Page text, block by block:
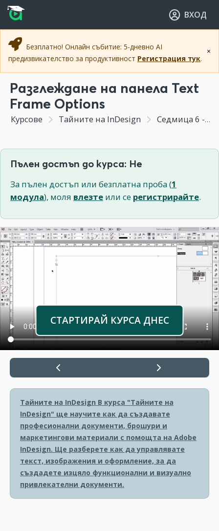
Прескочи към основното съдържание
Прескочи към навигацията
ВХОД
×
Безплатно! Онлайн събитие: 5-дневно AI
предизвикателство за продуктивност Регистрация тук.
Разглеждане на панела Text
Frame Options
Курсове Тайните на InDesign Седмица 6 - Kakво се крие в панела Paragraph?
Пълен достъп до курса: Не
За пълен достъп или безплатна проба (1
модула), моля влезте или се регистрирайте.
СТАРТИРАЙ КУРСА ДНЕС
Тайните на InDesign В курса "Тайните на
InDesign" ще научите как да създавате
професионални документи, брошури и
маркетингови материали с помощта на Adobe
InDesign. Ще разберете как да управлявате
текст, изображения и оформление, за да
създадете изцяло функционални и визуално
привлекателни документи.